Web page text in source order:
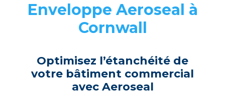
Enveloppe Aeroseal à
Cornwall
Optimisez l’étanchéité de
votre bâtiment commercial
avec Aeroseal